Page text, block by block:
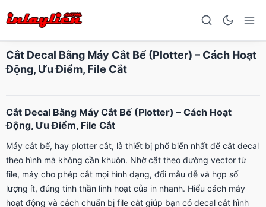
Cắt Decal Bằng Máy Cắt Bế (Plotter) – Cách Hoạt
Động, Ưu Điểm, File Cắt
Cắt Decal Bằng Máy Cắt Bế (Plotter) – Cách Hoạt
Động, Ưu Điểm, File Cắt
Máy cắt bế, hay plotter cắt, là thiết bị phổ biến nhất để cắt decal
theo hình mà không cần khuôn. Nhờ cắt theo đường vector từ
file, máy cho phép cắt mọi hình dạng, đổi mẫu dễ và hợp số
lượng ít, đúng tinh thần linh hoạt của in nhanh. Hiểu cách máy
hoạt động và cách chuẩn bị file cắt giúp bạn có decal cắt hình